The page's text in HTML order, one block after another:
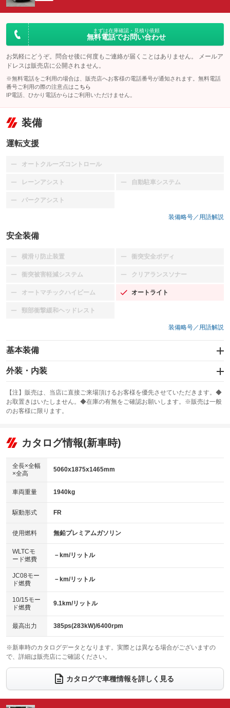
まずは在庫確認・見積り依頼
無料電話でお問い合わせ
お気軽にどうぞ。問合せ後に何度もご連絡が届くことはありません。 メールア
ドレスは販売店に公開されません。
※無料電話をご利用の場合は、販売店へお客様の電話番号が通知されます。無料電話
番号ご利用の際の注意点は こちら
IP電話、ひかり電話からはご利用いただけません。
装備
運転支援
オートクルーズコントロール
：装備なし
レーンアシスト
：装備なし 自動駐車システム
：装備なし
パークアシスト
：装備なし
装備略号／用語解説
安全装備
横滑り防止装置
：装備なし 衝突安全ボディ
：装備なし
衝突被害軽減システム
：装備なし クリアランスソナー
：装備なし
オートマチックハイビーム
：装備なし オートライト
：装備あり
頸部衝撃緩和ヘッドレスト
：装備なし
装備略号／用語解説
基本装備
エアバッグ：運転席/助手席
：装備あり
：装備なし
サンルーフ
：装備なし ABS
リフトアップ
：装備なし
：装備なし
パワーウィンドウ
アイドリングストップ
：装備なし
USB入力端子
：装備なし
100V電源
：装備なし
センターデフロック
：装備なし
電動格納ミラー
：装備なし
外装・内装
カーナビ：HDDナビ
：装備あり
TV
：装備なし
ビジュアル：-／DVD再生
：装備あり
：装備あり
革シート
キーレス
HID(キセノンライト)
：装備あり
バックカメラ
：装備あり
エアロ
：装備なし
：装備なし
パワーシート
ベンチシート
：装備なし
チップアップシート
：装備なし
：装備なし ：装備なし
ウォークスルー
：装備なし
電動リアゲート フロントカメラ
：装備なし
：装備なし ：装備なし
【注】販売は、当店に直接ご来場頂けるお客様を優先させていただきます。◆
お取置きはいたしません。◆在庫の有無をご確認お願いします。※販売は一般
のお客様に限ります。
カタログ情報(新車時)
全長×全幅
×全高
5060x1875x1465mm
車両重量 1940kg
駆動形式 FR
使用燃料 無鉛プレミアムガソリン
WLTCモ
ード燃費
－km/リットル
JC08モー
ド燃費
－km/リットル
10/15モー
ド燃費
9.1km/リットル
最高出力 385ps(283kW)/6400rpm
※新車時のカタログデータとなります。実際とは異なる場合がございますの
で、詳細は販売店にご確認ください。
カタログで車種情報を詳しく見る